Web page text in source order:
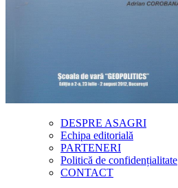
DESPRE ASAGRI
Echipa editorială
PARTENERI
Politică de confidențialitate
CONTACT